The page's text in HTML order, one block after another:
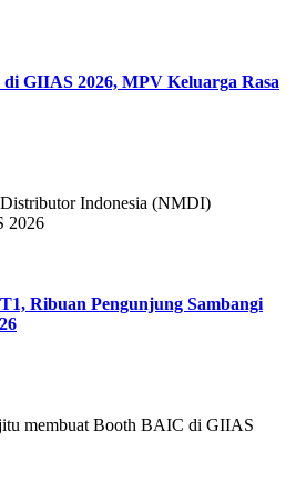
di GIIAS 2026, MPV Keluarga Rasa
Indonesia (NMDI)
2026
Ribuan Pengunjung Sambangi
membuat Booth BAIC di GIIAS